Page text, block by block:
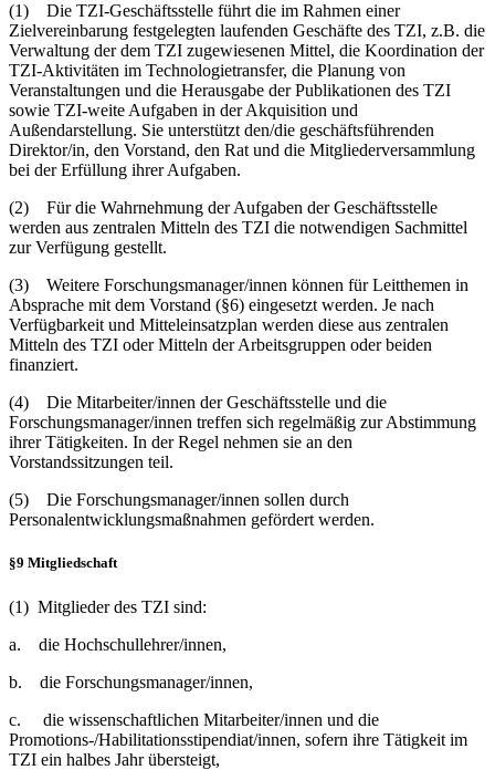
(1) Die TZI-Geschäftsstelle führt die im Rahmen einer
Zielvereinbarung festgelegten laufenden Geschäfte des TZI, z.B. die
Verwaltung der dem TZI zugewiesenen Mittel, die Koordination der
TZI-Aktivitäten im Technologietransfer, die Planung von
Veranstaltungen und die Herausgabe der Publikationen des TZI
sowie TZI-weite Aufgaben in der Akquisition und
Außendarstellung. Sie unterstützt den/die geschäftsführenden
Direktor/in, den Vorstand, den Rat und die Mitgliederversammlung
bei der Erfüllung ihrer Aufgaben.
(2) Für die Wahrnehmung der Aufgaben der Geschäftsstelle
werden aus zentralen Mitteln des TZI die notwendigen Sachmittel
zur Verfügung gestellt.
(3) Weitere Forschungsmanager/innen können für Leitthemen in
Absprache mit dem Vorstand (§6) eingesetzt werden. Je nach
Verfügbarkeit und Mitteleinsatzplan werden diese aus zentralen
Mitteln des TZI oder Mitteln der Arbeitsgruppen oder beiden
finanziert.
(4) Die Mitarbeiter/innen der Geschäftsstelle und die
Forschungsmanager/innen treffen sich regelmäßig zur Abstimmung
ihrer Tätigkeiten. In der Regel nehmen sie an den
Vorstandssitzungen teil.
(5) Die Forschungsmanager/innen sollen durch
Personalentwicklungsmaßnahmen gefördert werden.
§9 Mitgliedschaft
(1) Mitglieder des TZI sind:
a. die Hochschullehrer/innen,
b. die Forschungsmanager/innen,
c. die wissenschaftlichen Mitarbeiter/innen und die
Promotions-/Habilitationsstipendiat/innen, sofern ihre Tätigkeit im
TZI ein halbes Jahr übersteigt,